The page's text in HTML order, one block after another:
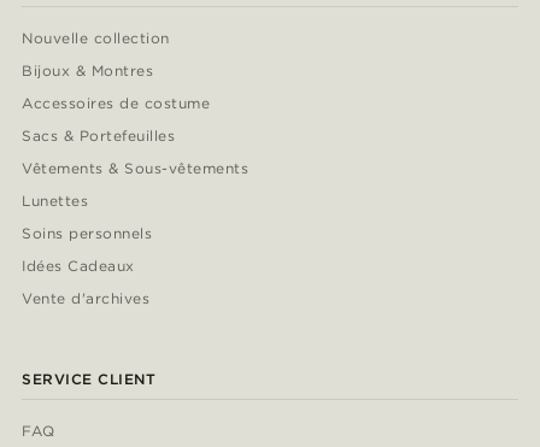
Nouvelle collection
Bijoux & Montres
Accessoires de costume
Sacs & Portefeuilles
Vêtements & Sous-vêtements
Lunettes
Soins personnels
Idées Cadeaux
Vente d'archives
SERVICE CLIENT
FAQ